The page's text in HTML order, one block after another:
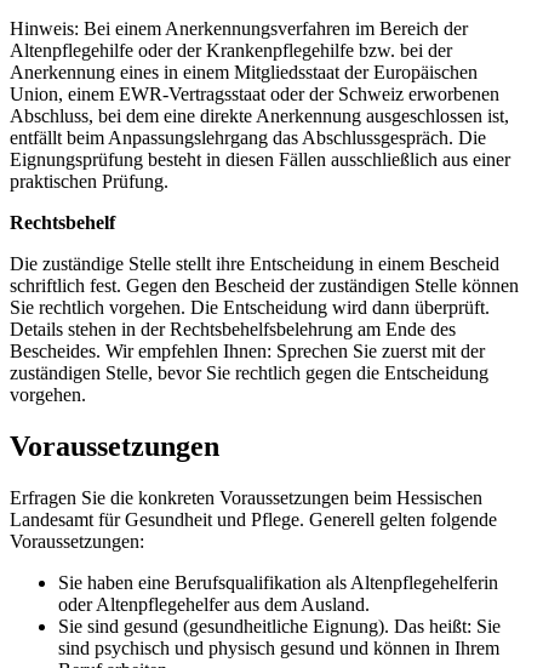
Hinweis: Bei einem Anerkennungsverfahren im Bereich der
Altenpflegehilfe oder der Krankenpflegehilfe bzw. bei der
Anerkennung eines in einem Mitgliedsstaat der Europäischen
Union, einem EWR-Vertragsstaat oder der Schweiz erworbenen
Abschluss, bei dem eine direkte Anerkennung ausgeschlossen ist,
entfällt beim Anpassungslehrgang das Abschlussgespräch. Die
Eignungsprüfung besteht in diesen Fällen ausschließlich aus einer
praktischen Prüfung.
Rechtsbehelf
Die zuständige Stelle stellt ihre Entscheidung in einem Bescheid
schriftlich fest. Gegen den Bescheid der zuständigen Stelle können
Sie rechtlich vorgehen. Die Entscheidung wird dann überprüft.
Details stehen in der Rechtsbehelfsbelehrung am Ende des
Bescheides. Wir empfehlen Ihnen: Sprechen Sie zuerst mit der
zuständigen Stelle, bevor Sie rechtlich gegen die Entscheidung
vorgehen.
Voraussetzungen
Erfragen Sie die konkreten Voraussetzungen beim Hessischen
Landesamt für Gesundheit und Pflege. Generell gelten folgende
Voraussetzungen:
Sie haben eine Berufsqualifikation als Altenpflegehelferin
oder Altenpflegehelfer aus dem Ausland.
Sie sind gesund (gesundheitliche Eignung). Das heißt: Sie
sind psychisch und physisch gesund und können in Ihrem